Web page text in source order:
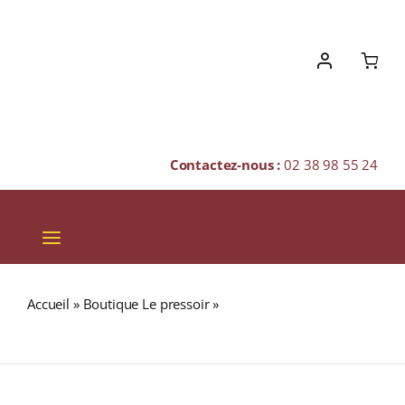
Contactez-nous :02 38 98 55 24
Toggle
Navigation
SPIRITUEUX
Accueil » Boutique Le pressoir»